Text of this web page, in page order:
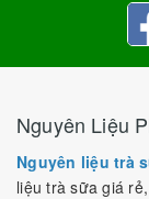
Nguyên Liệu
Nguyên liệu trà
liệu trà sữa giá